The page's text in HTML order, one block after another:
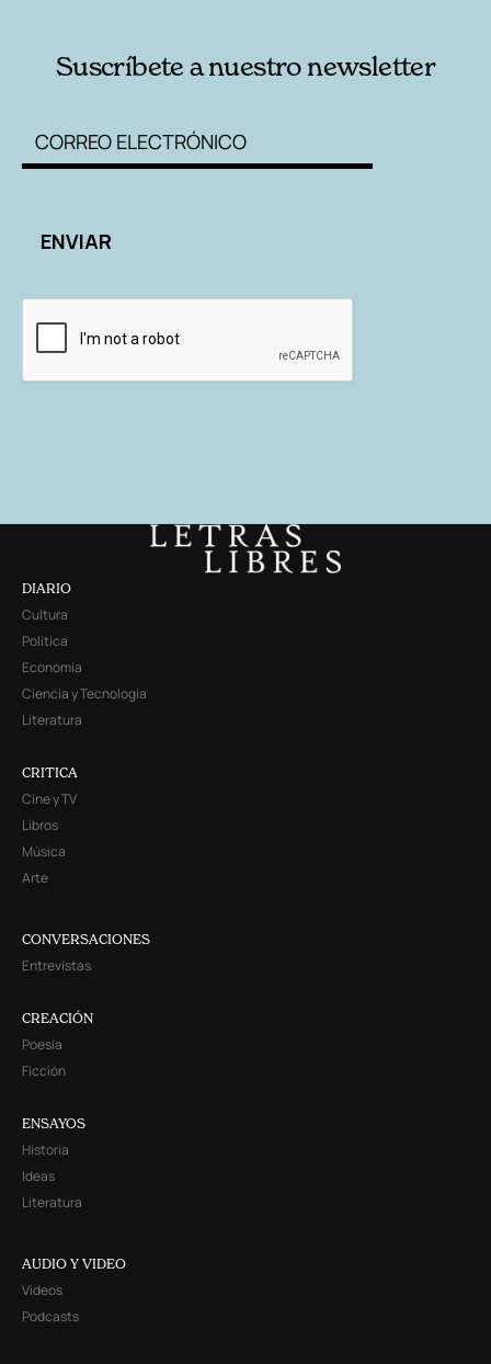
Suscríbete a nuestro newsletter
DIARIO
Cultura
Política
Economía
Ciencia y Tecnología
Literatura
CRITICA
Cine y TV
Libros
Música
Arte
CONVERSACIONES
Entrevistas
CREACIÓN
Poesía
Ficción
ENSAYOS
Historia
Ideas
Literatura
AUDIO Y VIDEO
Videos
Podcasts